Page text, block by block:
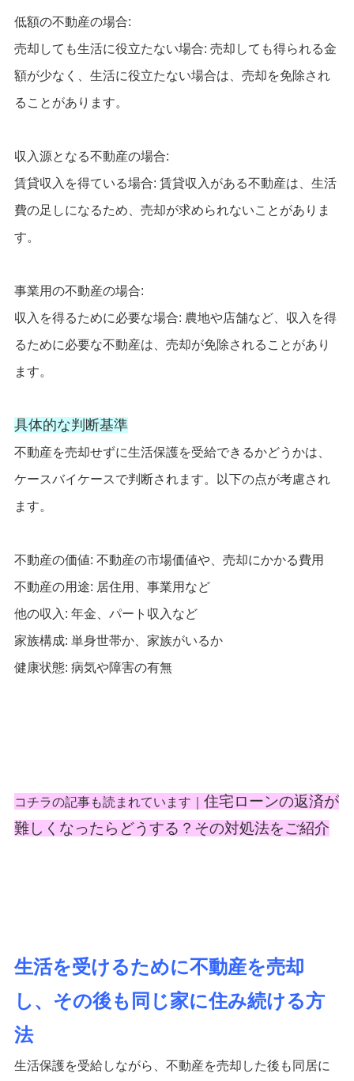
低額の不動産の場合:
売却しても生活に役立たない場合: 売却しても得られる金
額が少なく、生活に役立たない場合は、売却を免除され
ることがあります。
収入源となる不動産の場合:
賃貸収入を得ている場合: 賃貸収入がある不動産は、生活
費の足しになるため、売却が求められないことがありま
す。
事業用の不動産の場合:
収入を得るために必要な場合: 農地や店舗など、収入を得
るために必要な不動産は、売却が免除されることがあり
ます。
具体的な判断基準
不動産を売却せずに生活保護を受給できるかどうかは、
ケースバイケースで判断されます。以下の点が考慮され
ます。
不動産の価値: 不動産の市場価値や、売却にかかる費用
不動産の用途: 居住用、事業用など
他の収入: 年金、パート収入など
家族構成: 単身世帯か、家族がいるか
健康状態: 病気や障害の有無
コチラの記事も読まれています｜ 住宅ローンの返済が
難しくなったらどうする？その対処法をご紹介
生活を受けるために不動産を売却
し、その後も同じ家に住み続ける方
法
生活保護を受給しながら、不動産を売却した後も同居に